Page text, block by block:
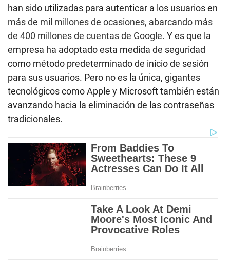
han sido utilizadas para autenticar a los usuarios en
más de mil millones de ocasiones, abarcando más
de 400 millones de cuentas de Google. Y es que la
empresa ha adoptado esta medida de seguridad
como método predeterminado de inicio de sesión
para sus usuarios. Pero no es la única, gigantes
tecnológicos como Apple y Microsoft también están
avanzando hacia la eliminación de las contraseñas
tradicionales.